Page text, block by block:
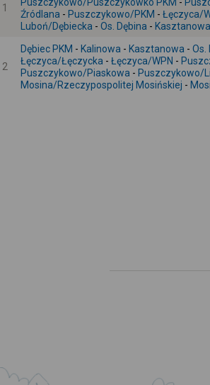
1
Źródlana - Puszczykowo/PKM - Łęczyca/
Luboń/Dębiecka - Os. Dębina - Kasztanowa
2
Dębiec PKM - Kalinowa - Kasztanowa - Os.
Łęczyca/Łęczycka - Łęczyca/WPN -
Puszczykowo/Piaskowa - Puszczykowo/
Mosina/Rzeczypospolitej Mosińskiej -